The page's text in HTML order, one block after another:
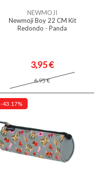
NEWMOJI
Newmoji Boy 22 CM Kit
Redondo - Panda
3,95 €
6,95 €
-43.17%